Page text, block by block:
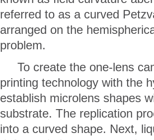
referred to as a curved
arranged on the
problem.
To create the one-lens
printing technology with the
establish microlens shapes
substrate. The replication
into a curved shape. Next,